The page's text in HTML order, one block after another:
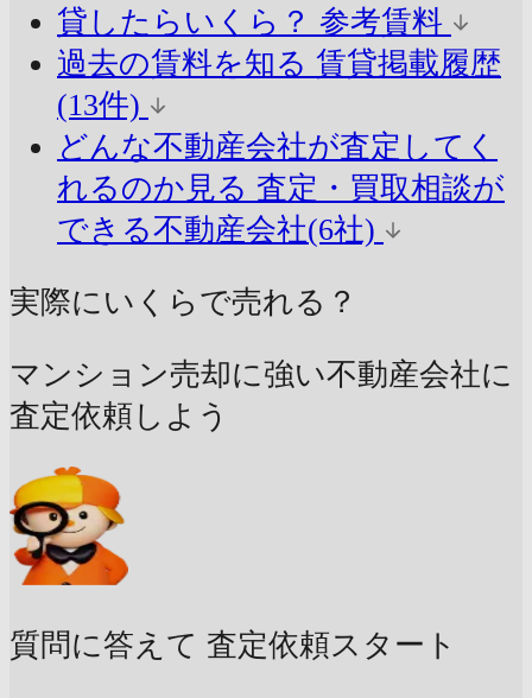
貸したらいくら？ 参考賃料
過去の賃料を知る 賃貸掲載履歴
(13件)
どんな不動産会社が査定してく
れるのか見る 査定・買取相談が
できる不動産会社(6社)
実際にいくらで売れる？
マンション売却に強い不動産会社に
査定依頼しよう
質問に答えて 査定依頼スタート